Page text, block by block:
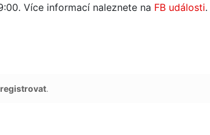
Více informací naleznete na FB události.
registrovat.